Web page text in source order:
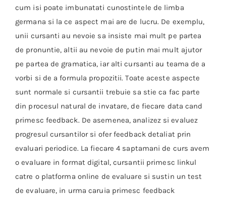
cum isi poate imbunatati cunostintele de limba
germana si la ce aspect mai are de lucru. De exemplu,
unii cursanti au nevoie sa insiste mai mult pe partea
de pronuntie, altii au nevoie de putin mai mult ajutor
pe partea de gramatica, iar alti cursanti au teama de a
vorbi si de a formula propozitii. Toate aceste aspecte
sunt normale si cursantii trebuie sa stie ca fac parte
din procesul natural de invatare, de fiecare data cand
primesc feedback. De asemenea, analizez si evaluez
progresul cursantilor si ofer feedback detaliat prin
evaluari periodice. La fiecare 4 saptamani de curs avem
o evaluare in format digital, cursantii primesc linkul
catre o platforma online de evaluare si sustin un test
de evaluare, in urma caruia primesc feedback